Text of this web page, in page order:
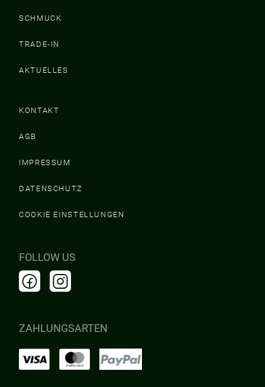
SCHMUCK
TRADE-IN
AKTUELLES
KONTAKT
AGB
IMPRESSUM
DATENSCHUTZ
COOKIE EINSTELLUNGEN
FOLLOW US
ZAHLUNGSARTEN